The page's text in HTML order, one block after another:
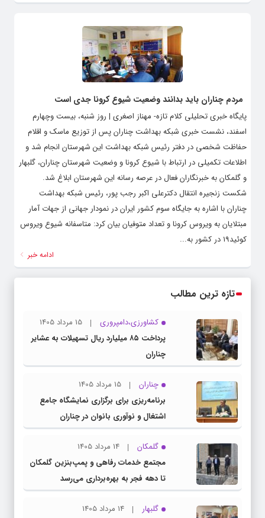
مردم چناران باید بدانند وضعیت شیوع کرونا جدی است
پایگاه خبری تحلیلی کلام تازه- مهناز اصغری | روز شنبه، بیست وچهارم
اسفند، نشست خبری شبکه بهداشت چناران پس از توزیع ماسک و اقلام
حفاظت شخصی در دفتر رئیس شبکه بهداشت این شهرستان انجام شد و
اطلاعات تکمیلی در ارتباط با شیوع کرونا و وضعیت شهرستان چناران، گلبهار
و گلمکان به خبرنگاران فعال در عرصه رسانه این شهرستان ابلاغ شد.
شکست زنجیره انتقال دکترعلی­ اکبر رجب ­پور، رئیس شبکه بهداشت
چناران با اشاره به جایگاه سوم کشور ایران در نمودار جهانی از جهات آمار
مبتلایان به ویروس کرونا و تعداد متوفیان بیان کرد: متاسفانه شیوع ویروس
کوئید۱۹ در کشور به...
ادامه خبر
تازه ترین مطالب
کشاورزی،دامپروری
15 مرداد 1405
پرداخت ۸۵ میلیارد ریال تسهیلات به عشایر
چناران
چناران
15 مرداد 1405
برنامه‌ریزی برای برگزاری نمایشگاه جامع
اشتغال و نوآوری بانوان در چناران
گلمکان
14 مرداد 1405
مجتمع خدمات رفاهی و پمپ‌بنزین گلمکان
تا دهه فجر به بهره‌برداری می‌رسد
گلبهار
14 مرداد 1405